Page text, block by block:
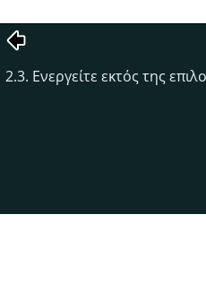
2.3. Ενεργείτε εκτός της